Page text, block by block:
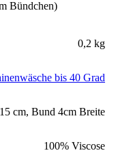
Bündchen)
0,2 kg
bis 40 Grad
cm, Bund 4cm Breite
100% Viscose